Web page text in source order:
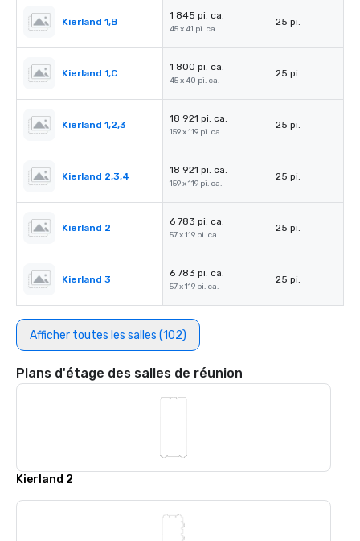
Kierland 1,B
1 845 pi. ca.
45 x 41 pi. ca.
25 pi.
Kierland 1,C
1 800 pi. ca.
45 x 40 pi. ca.
25 pi.
Kierland 1,2,3
18 921 pi. ca.
159 x 119 pi. ca.
25 pi.
Kierland 2,3,4
18 921 pi. ca.
159 x 119 pi. ca.
25 pi.
Kierland 2
6 783 pi. ca.
57 x 119 pi. ca.
25 pi.
Kierland 3
6 783 pi. ca.
57 x 119 pi. ca.
25 pi.
Afficher toutes les salles (102)
Plans d'étage des salles de réunion
Kierland 2